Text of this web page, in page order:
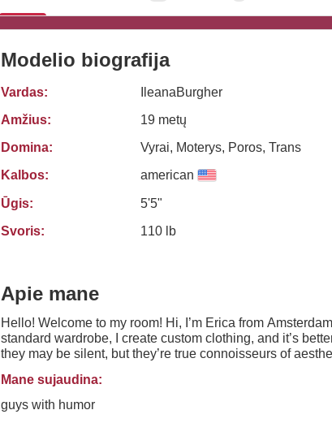
Modelio biografija
Vardas:
IleanaBurgher
Amžius:
19 metų
Domina:
Vyrai, Moterys, Poros, Trans
Kalbos:
american
Ūgis:
5'5"
Svoris:
110 lb
Apie mane
Hello! Welcome to my room! Hi, I’m Erica from Amsterdam, and my life is an art project with a touch of healthy madness: instead of a
standard wardrobe, I create custom clothing, and it’s
they may be silent, but they’re true connoisseurs of
coffee and can appreciate the romance of examining
inspired leather jacket.
Mane sujaudina:
guys with humor